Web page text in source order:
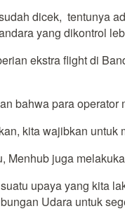
dicek, tentunya
yang dikontrol
ekstra flight di
bahwa para
kita wajibkan
Menhub juga
upaya yang kita
Udara untuk